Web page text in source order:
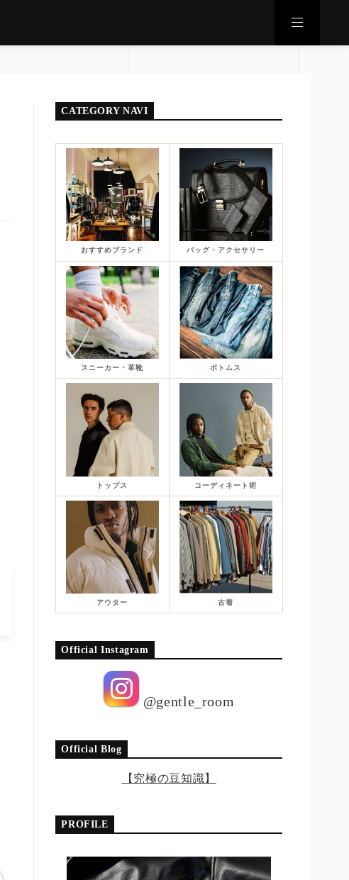
CATEGORY NAVI
おすすめブランド バッグ・アクセサリー
スニーカー・革靴 ボトムス
トップス コーディネート術
アウター 古着
Official Instagram
@gentle_room
Official Blog
【究極の豆知識】
PROFILE